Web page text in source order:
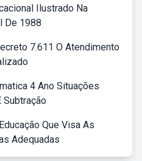
Ilustrado Na
De 1988
7.611 O Atendimento
4 Ano Situações
Subtração
Que Visa As
Adequadas